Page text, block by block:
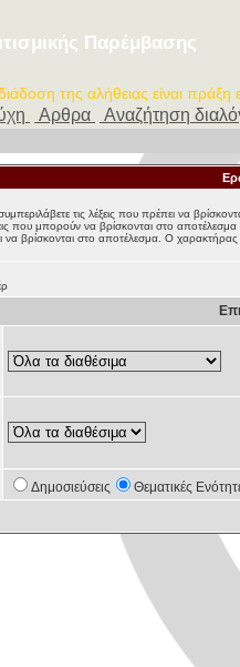
Παρέμβασης
της αλήθειας είναι πράξη
Αρθρα Αναζήτηση
τις λέξεις που πρέπει να
που μπορούν να βρίσκονται στο αποτέλεσμα
να βρίσκονται στο αποτέλεσμα. Ο
Δημοσιεύσεις Θεματικές